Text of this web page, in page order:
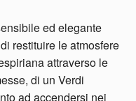
ed elegante
restituire le atmosfere
attraverso le
di un Verdi
ad accendersi nei